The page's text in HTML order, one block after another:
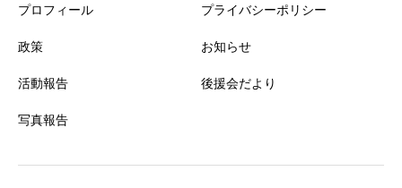
プロフィール
政策
活動報告
写真報告
プライバシーポリシー
お知らせ
後援会だより